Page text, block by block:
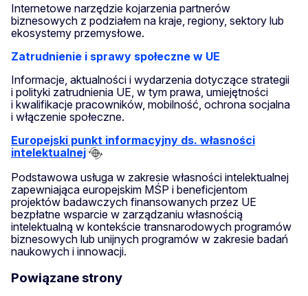
Internetowe narzędzie kojarzenia partnerów
biznesowych z podziałem na kraje, regiony, sektory lub
ekosystemy przemysłowe.
Zatrudnienie i sprawy społeczne w UE
Informacje, aktualności i wydarzenia dotyczące strategii
i polityki zatrudnienia UE, w tym prawa, umiejętności
i kwalifikacje pracowników, mobilność, ochrona socjalna
i włączenie społeczne.
Europejski punkt informacyjny ds. własności
intelektualnej
Podstawowa usługa w zakresie własności intelektualnej
zapewniająca europejskim MŚP i beneficjentom
projektów badawczych finansowanych przez UE
bezpłatne wsparcie w zarządzaniu własnością
intelektualną w kontekście transnarodowych programów
biznesowych lub unijnych programów w zakresie badań
naukowych i innowacji.
Powiązane strony